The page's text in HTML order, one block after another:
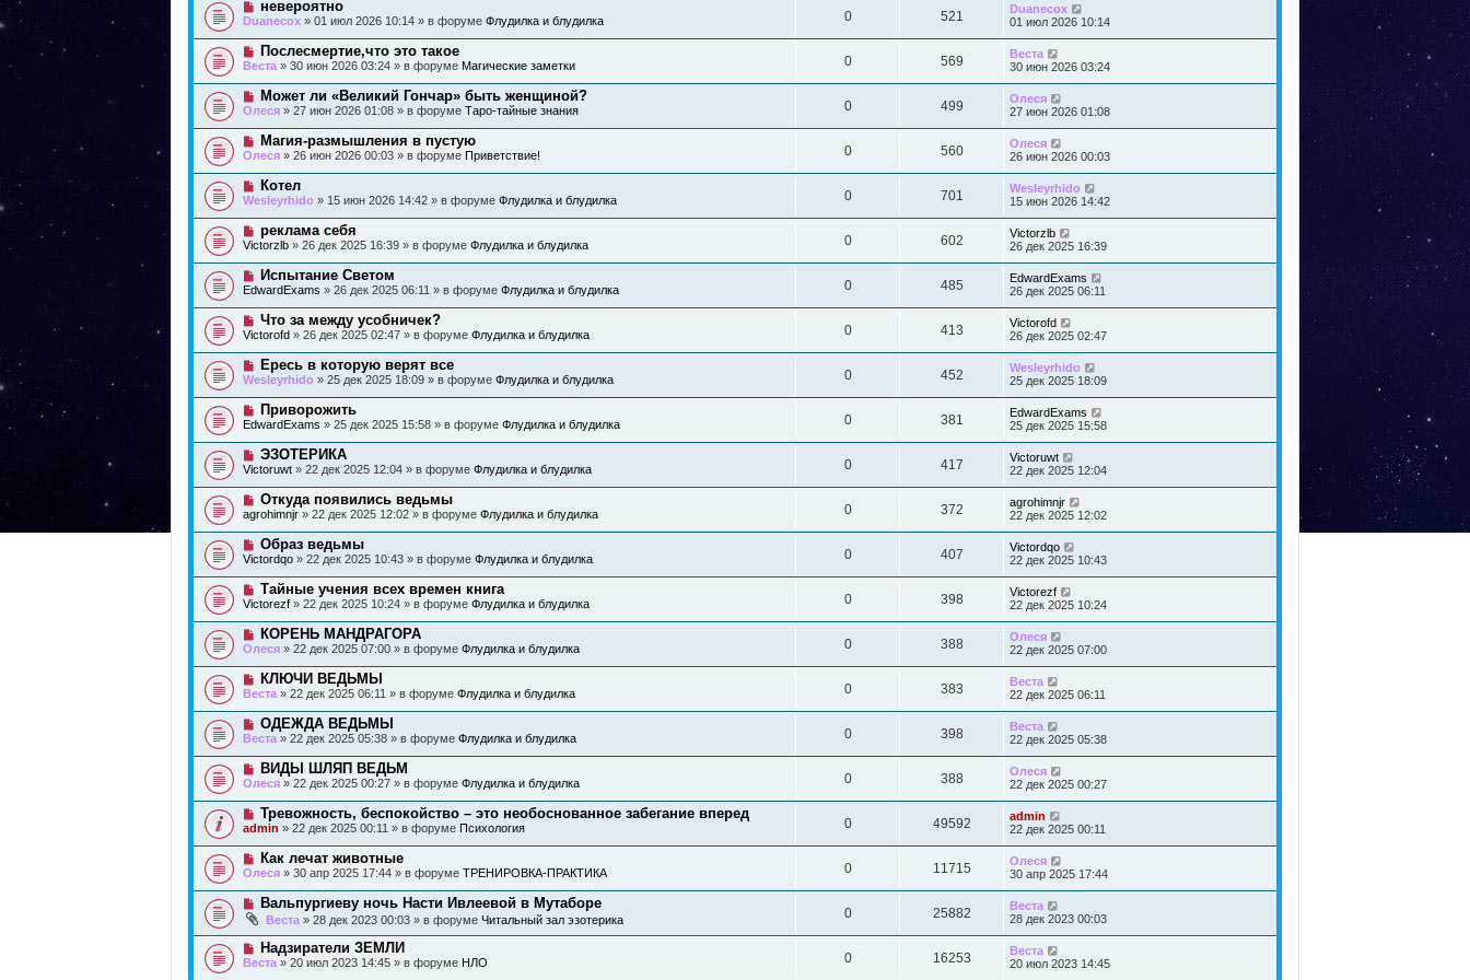
н
и
е
о
б
е
н
и
е
е
с
о
б
е
н
и
е
Н
о
в
о
е
с
о
б
е
н
и
е
невероятно
Duanecox » 01 июл 2026 10:14 » в форуме Флудилка и блудилка 0 521
Duanecox
01 июл 2026 10:14
Н
о
в
о
е
с
о
б
е
н
и
е
Послесмертие,что это такое
Веста » 30 июн 2026 03:24 » в форуме Магические заметки 0 569
Веста
30 июн 2026 03:24
Н
о
в
о
е
с
о
б
н
и
е
Может ли «Великий Гончар» быть женщиной?
Олеся » 27 июн 2026 01:08 » в форуме Таро-тайные знания 0 499
Олеся
27 июн 2026 01:08
Н
о
в
о
е
с
о
о
б
е
н
и
е
Магия-размышления в пустую
Олеся » 26 июн 2026 00:03 » в форуме Приветствие! 0 560
Олеся
26 июн 2026 00:03
Н
о
в
о
с
о
б
е
и
е
Котел
Wesleyrhido » 15 июн 2026 14:42 » в форуме Флудилка и блудилка 0 701
Wesleyrhido
15 июн 2026 14:42
Н
о
в
о
е
с
о
о
б
е
н
и
е
реклама себя
Victorzlb » 26 дек 2025 16:39 » в форуме Флудилка и блудилка 0 602
Victorzlb
26 дек 2025 16:39
Н
о
в
о
е
с
о
б
е
н
и
е
Испытание Светом
EdwardExams » 26 дек 2025 06:11 » в форуме Флудилка и блудилка 0 485
EdwardExams
26 дек 2025 06:11
Н
о
в
о
е
с
о
б
е
н
и
е
Что за между усобничек?
Victorofd » 26 дек 2025 02:47 » в форуме Флудилка и блудилка 0 413
Victorofd
26 дек 2025 02:47
Н
о
в
о
е
с
о
о
б
е
н
и
е
Ересь в которую верят все
Wesleyrhido » 25 дек 2025 18:09 » в форуме Флудилка и блудилка 0 452
Wesleyrhido
25 дек 2025 18:09
Н
о
в
о
е
с
о
о
б
е
н
и
е
Приворожить
EdwardExams » 25 дек 2025 15:58 » в форуме Флудилка и блудилка 0 381
EdwardExams
25 дек 2025 15:58
Н
о
в
о
е
с
о
о
б
е
и
е
ЭЗОТЕРИКА
Victoruwt » 22 дек 2025 12:04 » в форуме Флудилка и блудилка 0 417
Victoruwt
22 дек 2025 12:04
Н
о
в
о
е
с
о
о
б
е
н
и
е
Откуда появились ведьмы
agrohimnjr » 22 дек 2025 12:02 » в форуме Флудилка и блудилка 0 372
agrohimnjr
22 дек 2025 12:02
Н
о
в
о
с
о
б
е
н
и
е
Образ ведьмы
Victordqo » 22 дек 2025 10:43 » в форуме Флудилка и блудилка 0 407
Victordqo
22 дек 2025 10:43
Н
о
в
о
е
с
о
б
е
н
и
е
Тайные учения всех времен книга
Victorezf » 22 дек 2025 10:24 » в форуме Флудилка и блудилка 0 398
Victorezf
22 дек 2025 10:24
Н
о
в
о
е
с
о
о
б
е
н
и
е
КОРЕНЬ МАНДРАГОРА
Олеся » 22 дек 2025 07:00 » в форуме Флудилка и блудилка 0 388
Олеся
22 дек 2025 07:00
Н
о
в
о
е
с
о
б
е
и
е
КЛЮЧИ ВЕДЬМЫ
Веста » 22 дек 2025 06:11 » в форуме Флудилка и блудилка 0 383
Веста
22 дек 2025 06:11
Н
о
в
о
е
с
о
о
б
е
н
и
е
ОДЕЖДА ВЕДЬМЫ
Веста » 22 дек 2025 05:38 » в форуме Флудилка и блудилка 0 398
Веста
22 дек 2025 05:38
Н
о
в
о
с
о
б
е
н
и
е
ВИДЫ ШЛЯП ВЕДЬМ
Олеся » 22 дек 2025 00:27 » в форуме Флудилка и блудилка 0 388
Олеся
22 дек 2025 00:27
Н
о
в
о
е
с
о
б
щ
е
н
и
Тревожность, беспокойство – это необоснованное забегание вперед
admin » 22 дек 2025 00:11 » в форуме Психология 0 49592
admin
22 дек 2025 00:11
Н
о
в
о
е
с
о
б
Как лечат животные
Олеся » 30 апр 2025 17:44 » в форуме ТРЕНИРОВКА-ПРАКТИКА 0 11715
Олеся
30 апр 2025 17:44
Н
в
о
е
с
Вальпургиеву ночь Насти Ивлеевой в Мутаборе
Веста » 28 дек 2023 00:03 » в форуме Читальный зал эзотерика 0 25882
Веста
28 дек 2023 00:03
Н
о
в
Надзиратели ЗЕМЛИ
Веста » 20 июл 2023 14:45 » в форуме НЛО 0 16253
Веста
20 июл 2023 14:45